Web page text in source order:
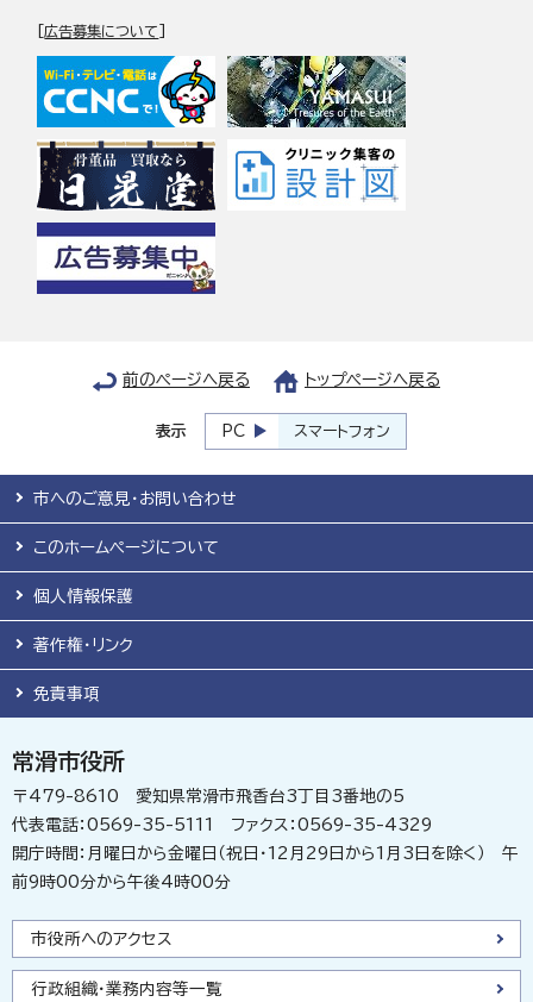
[広告募集について
前のページへ戻る トップページへ戻る
表示 PC スマートフォン
市へのご意見・お問い合わせ
このホームページについて
個人情報保護
著作権・リンク
免責事項
常滑市役所
〒479-8610 愛知県常滑市飛香台3丁目3番地の5
代表電話：0569-35-5111 ファクス：0569-35-4329
開庁時間：月曜日から金曜日（祝日・12月29日から1月3日を除く） 午
前9時00分から午後4時00分
市役所へのアクセス
行政組織・業務内容等一覧